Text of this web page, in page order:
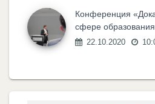
Конференция
сфере
22.10.2020